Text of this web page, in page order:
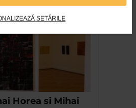
SETĂRILE
Horea si Mihai